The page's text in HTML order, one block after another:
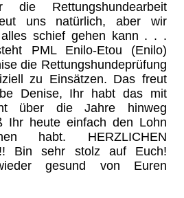
die Rettungshundearbeit
uns natürlich, aber wir
schief gehen kann . . .
PML Enilo-Etou (Enilo)
die Rettungshundeprüfung
zu Einsätzen. Das freut
Denise, Ihr habt das mit
über die Jahre hinweg
Ihr heute einfach den Lohn
habt. HERZLICHEN
Bin sehr stolz auf Euch!
gesund von Euren